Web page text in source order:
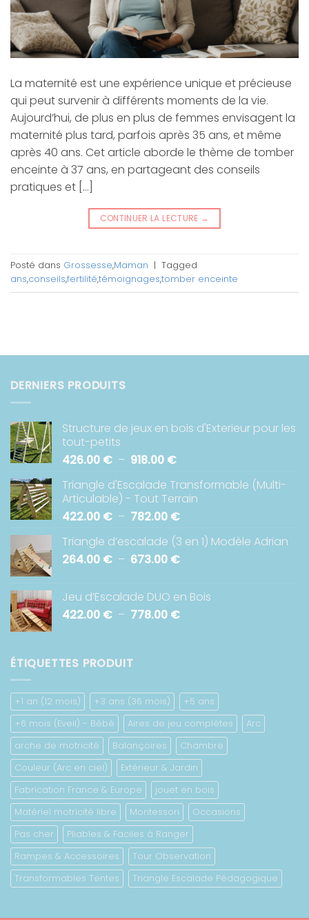
La maternité est une expérience unique et précieuse
qui peut survenir à différents moments de la vie.
Aujourd’hui, de plus en plus de femmes envisagent la
maternité plus tard, parfois après 35 ans, et même
après 40 ans. Cet article aborde le thème de tomber
enceinte à 37 ans, en partageant des conseils
pratiques et […]
CONTINUER LA LECTURE →
Posté dans Grossesse,Maman
Tagged
ans,conseils,fertilité,témoignages,tomber enceinte
DERNIERS PRODUITS
Structure de jeux en bois d'Exterieur pour les
tout-petits
426.00 € – 918.00 €Plage
prix :
426.00 €
à
918.00 €
Triangle d'Escalade Transformable (Multi-
Articulable) - Tout Terrain
422.00 € – 782.00 €Plage
prix :
422.00 €
782.00 €
Triangle d’escalade (3 en 1) Modèle Adrian
264.00 € – 673.00 €Plage
264.00 €
à
Jeu d’Escalade DUO en Bois
422.00 € – 778.00 €Plage
ÉTIQUETTES PRODUIT
+1 an (12 mois) +3 ans (36 mois)
+5 ans
+6 mois (Eveil) - Bébé
Aires de jeu complètes
Arc
arche de motricité
Balançoires
Chambre
Couleur (Arc en ciel)
Extérieur & Jardin
Fabrication France & Europe
jouet en bois
Matériel motricité libre
Montessori
Occasions
Pas cher
Pliables & Faciles à Ranger
Rampes & Accessoires
Tour Observation
Transformables Tentes
Triangle Escalade Pédagogique